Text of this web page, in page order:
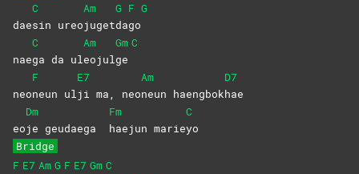
dae
C
sin ureo
Am
juget
G
da
F
go
G
nae
C
ga da ul
Am
eojul
Gm
ge
C
neo
F
neun ul
E7
ji ma, neo
Am
neun haengbok
D7
hae
eo
Dm
je geudaega
Fm
haejun marie
C
yo
Bridge
F E7 Am G F E7 Gm C